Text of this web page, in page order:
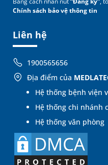
Liên hệ
1900565656
Địa điểm của
Hệ thống bệnh viện
Hệ thống chi nhánh
Hệ thống văn phòng
Chính sách bảo vệ thông tin